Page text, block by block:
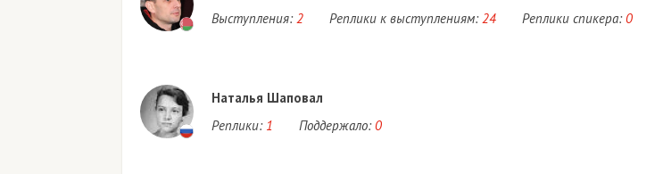
Выступления: 2 Реплики к выступлениям: 24 Реплики спикера: 0
Наталья Шаповал
Реплики: 1 Поддержало: 0